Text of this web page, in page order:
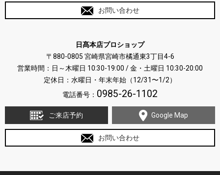
お問い合わせ
日髙本店プロショップ
〒880-0805 宮崎県宮崎市橘通東3丁目4-6
営業時間：日～木曜日 10:30-19:00 / 金・土曜日 10:30-20:00
定休日：水曜日・年末年始（12/31〜1/2）
電話番号： 0985-26-1102
ご来店予約 Google Map
お問い合わせ